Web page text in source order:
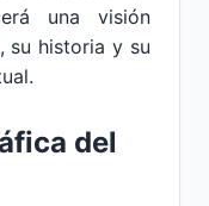
una visión
su historia y su
del